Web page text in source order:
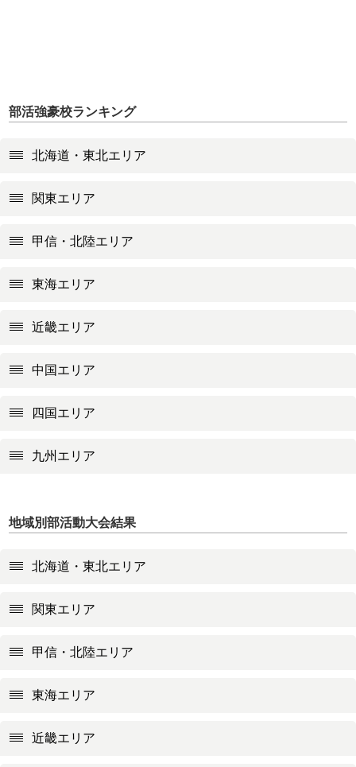
部活強豪校ランキング
北海道・東北エリア
関東エリア
甲信・北陸エリア
東海エリア
近畿エリア
中国エリア
四国エリア
九州エリア
地域別部活動大会結果
北海道・東北エリア
関東エリア
甲信・北陸エリア
東海エリア
近畿エリア